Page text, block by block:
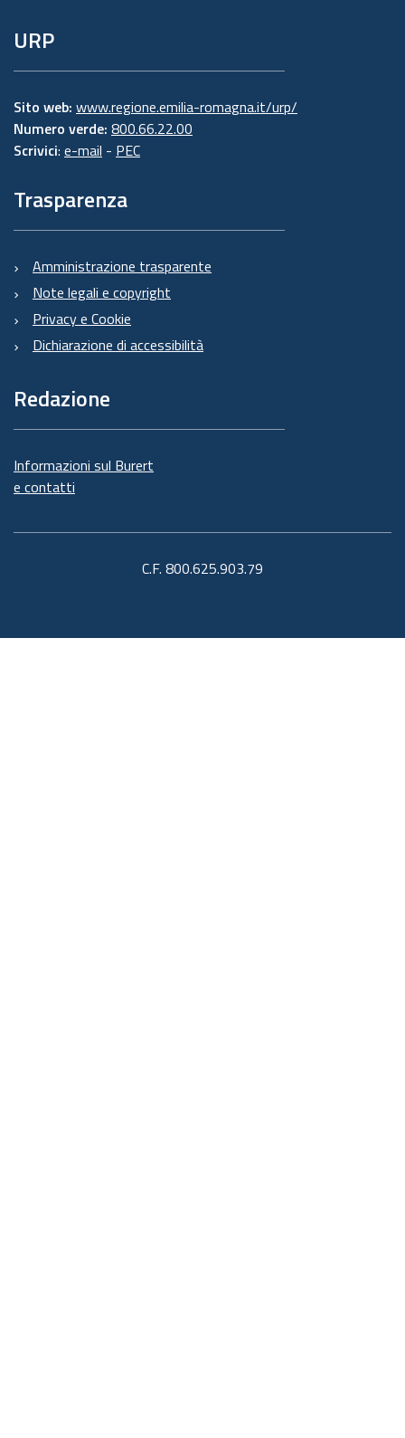
URP
Sito web: www.regione.emilia-romagna.it/urp/
Numero verde: 800.66.22.00
Scrivici: e-mail - PEC
Trasparenza
Amministrazione trasparente
Note legali e copyright
Privacy e Cookie
Dichiarazione di accessibilità
Redazione
Informazioni sul Burert
e contatti
C.F. 800.625.903.79